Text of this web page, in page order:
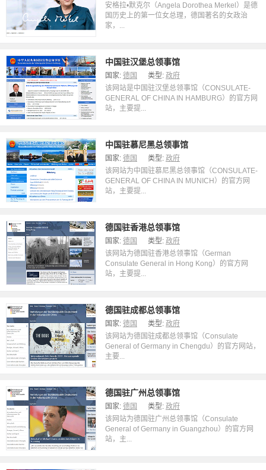
安格拉•默克尔（Angela Dorothea Merkel）是德
国历史上的第一位女总理，德国著名的女政治
家，...
中国驻汉堡总领事馆
国家: 德国 类型: 政府
该网站是中国驻汉堡总领事馆（CONSULATE-
GENERAL OF CHINA IN HAMBURG）的官方网
站，主要提...
中国驻慕尼黑总领事馆
国家: 德国 类型: 政府
该网站为中国驻慕尼黑总领事馆（CONSULATE-
GENERAL OF CHINA IN MUNICH）的官方网
站，主要提...
德国驻香港总领事馆
国家: 德国 类型: 政府
该网站为德国驻香港总领事馆（German
Consulate General in Hong Kong）的官方网
站，主要提...
德国驻成都总领事馆
国家: 德国 类型: 政府
该网站为德国驻成都总领事馆（Consulate
General of Germany in Chengdu）的官方网站，
主要...
德国驻广州总领事馆
国家: 德国 类型: 政府
该网站为德国驻广州总领事馆（Consulate
General of Germany in Guangzhou）的官方网
站，主...